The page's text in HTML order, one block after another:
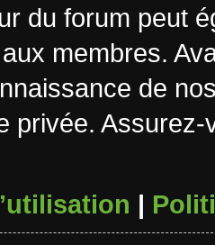
du forum peut
membres.
de
privée.
|